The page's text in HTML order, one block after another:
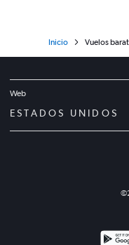
Inicio Vuelos
Web
ESTADOS UNIDOS
©